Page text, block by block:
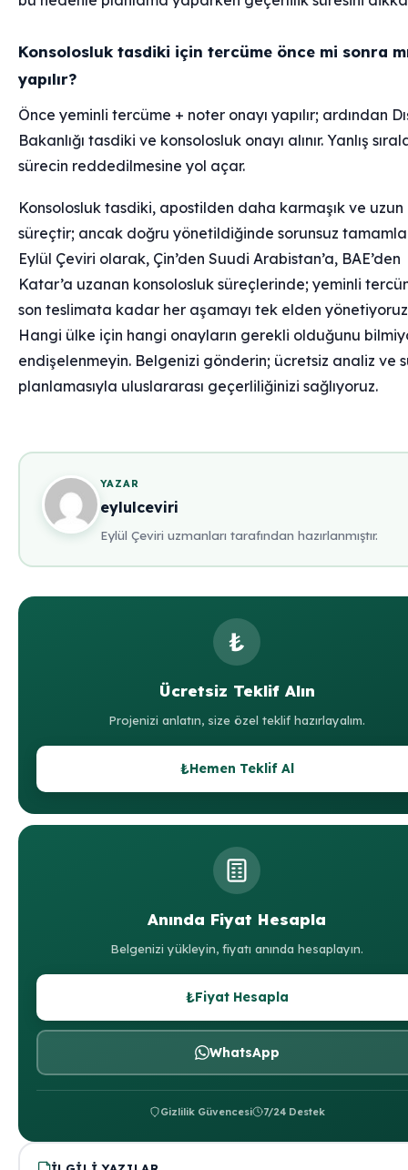
Konsolosluk tasdiki için tercüme önce mi sonra
yapılır?
Önce yeminli tercüme + noter onayı yapılır; ardından
Bakanlığı tasdiki ve konsolosluk onayı alınır. Yanlış
sürecin reddedilmesine yol açar.
Konsolosluk tasdiki, apostilden daha karmaşık ve uzun
süreçtir; ancak doğru yönetildiğinde sorunsuz
Eylül Çeviri olarak, Çin’den Suudi Arabistan’a, BAE’den
Katar’a uzanan konsolosluk süreçlerinde; yeminli
son teslimata kadar her aşamayı tek elden
Hangi ülke için hangi onayların gerekli olduğunu
endişelenmeyin. Belgenizi gönderin; ücretsiz analiz ve
planlamasıyla uluslararası geçerliliğinizi sağlıyoruz.
YAZAR
eylulceviri
Eylül Çeviri uzmanları tarafından hazırlanmıştır.
₺
Ücretsiz Teklif Alın
Projenizi anlatın, size özel teklif hazırlayalım.
₺Hemen Teklif Al
Anında Fiyat Hesapla
Belgenizi yükleyin, fiyatı anında hesaplayın.
₺Fiyat Hesapla
WhatsApp
Gizlilik Güvencesi 7/24 Destek